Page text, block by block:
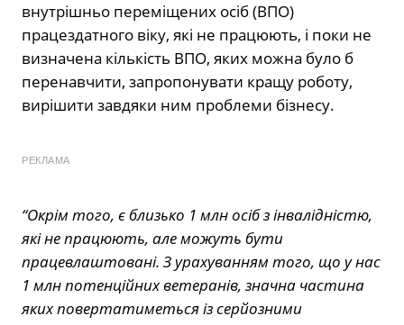
внутрішньо переміщених осіб (ВПО)
працездатного віку, які не працюють, і поки не
визначена кількість ВПО, яких можна було б
перенавчити, запропонувати кращу роботу,
вирішити завдяки ним проблеми бізнесу.
РЕКЛАМА
“Окрім того, є близько 1 млн осіб з інвалідністю,
які не працюють, але можуть бути
працевлаштовані. З урахуванням того, що у нас
1 млн потенційних ветеранів, значна частина
яких повертатиметься із серйозними